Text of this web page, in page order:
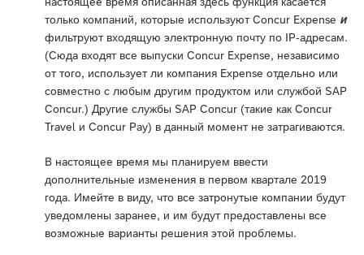
только компаний, которые используют Concur Expense и
фильтруют входящую электронную почту по IP-адресам.
(Сюда входят все выпуски Concur Expense, независимо
от того, использует ли компания Expense отдельно или
совместно с любым другим продуктом или службой SAP
Concur.) Другие службы SAP Concur (такие как Concur
Travel и Concur Pay) в данный момент не затрагиваются.
В настоящее время мы планируем ввести
дополнительные изменения в первом квартале 2019
года. Имейте в виду, что все затронутые компании будут
уведомлены заранее, и им будут предоставлены все
возможные варианты решения этой проблемы.